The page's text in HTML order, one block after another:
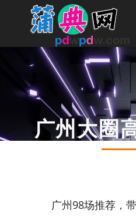
广州大圈
广州98场推荐，